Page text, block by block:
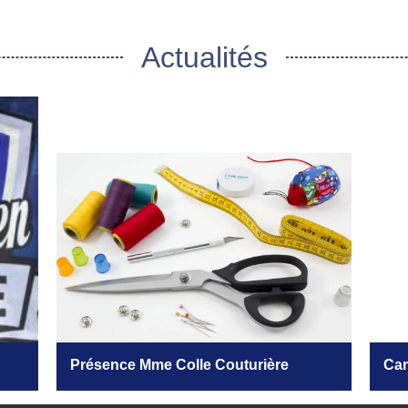
Actualités
Présence Mme Colle Couturière